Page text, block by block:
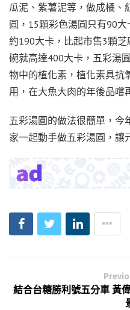
瓜泥、紫薯泥等，做成橘、
圓，15顆彩色湯圓只有90
約190大卡，比起市售3顆
碗就高達400大卡，五彩湯
物中的植化素，植化素具抗
用，在大魚大肉的年後品嚐
五彩湯圓的做法很簡單，今
家一起動手做五彩湯圓，讓
結合台糖勝利號五分車 黃